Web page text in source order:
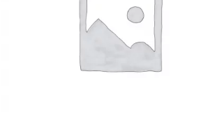
Les
options
peuvent